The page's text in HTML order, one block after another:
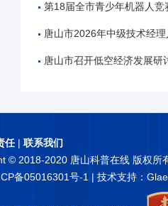
第18届全市青少年机器人竞
唐山市2026年中级技术经理人
唐山市召开低空经济发展研
任| 联系我们
© 2018-2020 唐山科普在线 版权所
备05016301号-1 | 技术支持：